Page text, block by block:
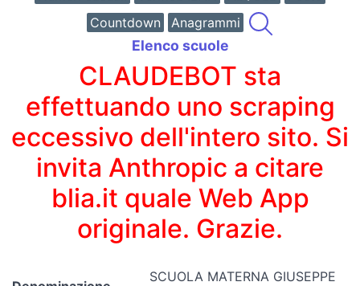
Countdown
Anagrammi
Elenco scuole
CLAUDEBOT sta
effettuando uno scraping
eccessivo dell'intero sito. Si
invita Anthropic a citare
blia.it quale Web App
originale. Grazie.
SCUOLA MATERNA GIUSEPPE